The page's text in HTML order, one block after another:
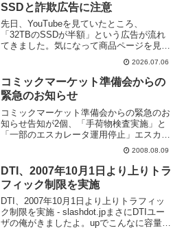
SSDと詐欺広告に注意
先日、YouTubeを見ていたところ、
「32TBのSSDが半額」という広告が流れ
てきました。気になって商品ページを見て
みると、価格はなんと7480円。一見すると
かなりお得に見えるかもしれませんが、こ
れはありえません。詐欺か容量偽装かカー
ド情...
2026.07.06
コミックマーケット準備会からの
緊急のお知らせ
コミックマーケット準備会からの緊急のお
知らせ告知が2個、「手荷物検査実施」と
「一部のエスカレータ運用停止」エスカレ
ータは兎も角、あれだけの人数の手荷物を
検査するなんて(しかも真夏)大変なんても
のじゃないと思うがやらざるを得ないんだ
ろうなあ。...
2008.08.09
DTI、2007年10月1日より上りトラ
フィック制限を実施
DTI、2007年10月1日より上りトラフィッ
ク制限を実施 - slashdot.jpまさにDTIユー
ザの俺がきましたよ。upでこんなに容量使